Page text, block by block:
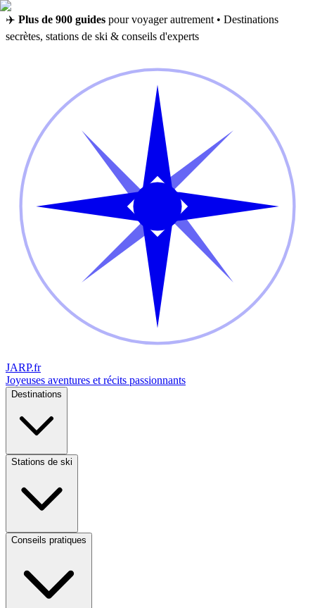
✈️ Plus de 900 guides pour voyager autrement • Destinations
secrètes, stations de ski & conseils d'experts
JARP.fr
Joyeuses aventures et récits passionnants
Destinations
Stations de ski
Conseils pratiques